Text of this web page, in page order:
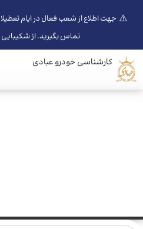
⚠️ جهت اطلاع از شعب فعال در ایام
تماس بگیرید. از
کارشناسی خودرو عبادی